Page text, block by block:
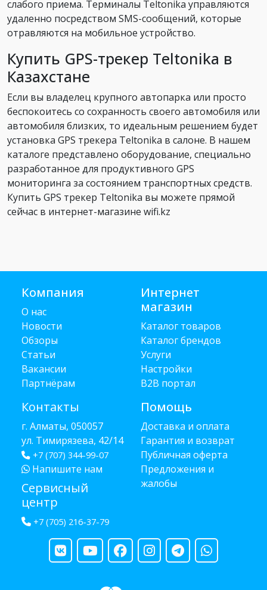
слабого приема. Терминалы Teltonika управляются
удаленно посредством SMS-сообщений, которые
отравляются на мобильное устройство.
Купить GPS-трекер Teltonika в
Казахстане
Если вы владелец крупного автопарка или просто
беспокоитесь со сохранность своего автомобиля или
автомобиля близких, то идеальным решением будет
установка GPS трекера Teltonika в салоне. В нашем
каталоге представлено оборудование, специально
разработанное для продуктивного GPS
мониторинга за состоянием транспортных средств.
Купить GPS трекер Teltonika вы можете прямой
сейчас в интернет-магазине wifi.kz
Компания
О нас
Новости
Обзоры
Статьи
Вакансии
Партнёрам
Контакты
г. Алматы, 050057
ул. Тимирязева, 42/14
+7 (707) 344-99-07
Напишите нам
Сервисный
центр
+7 (705) 216-37-79
Интернет
магазин
Каталог товаров
Каталог брендов
Услуги
Настройки
B2B портал
Помощь
Доставка и оплата
Гарантия и возврат
Публичная оферта
Предложения и
жалобы